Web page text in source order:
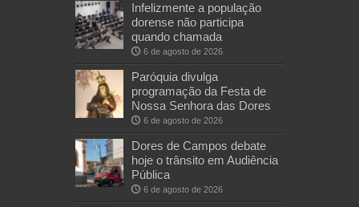
Infelizmente a população
dorense não participa
quando chamada
6 de agosto de 2026
Paróquia divulga
programação da Festa de
Nossa Senhora das Dores
6 de agosto de 2026
Dores de Campos debate
hoje o trânsito em Audiência
Pública
6 de agosto de 2026